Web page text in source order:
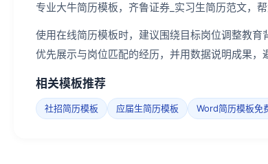
专业大牛简历模板，齐鲁证券_实习生简历范文，帮
使用在线简历模板时，建议围绕目标岗位调整教
优先展示与岗位匹配的经历，并用数据说明成果，
相关模板推荐
社招简历模板 应届生简历模板 Word简历模板免